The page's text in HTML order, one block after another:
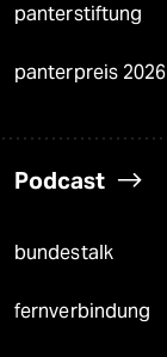
panterstiftung
panterpreis 2026
Podcast
bundestalk
fernverbindung